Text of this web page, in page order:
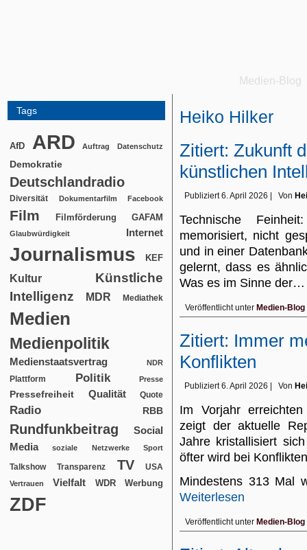
Medien-Blog
Tags
AfD ARD Auftrag Datenschutz
Demokratie
Deutschlandradio
Diversität Dokumentarfilm Facebook
Film Filmförderung GAFAM
Glaubwürdigkeit Internet
Journalismus KEF
Kultur
Künstliche
Intelligenz
MDR Mediathek
Medien
Medienpolitik
Medienstaatsvertrag NDR
Plattform Politik Presse
Pressefreiheit Qualität Quote
Radio RBB
Rundfunkbeitrag
Social
Media
soziale Netzwerke Sport
Talkshow Transparenz TV USA
Vertrauen Vielfalt WDR Werbung
ZDF
Heiko Hilker
Zitiert: Zukunft
künstlichen
Publiziert 6. April 2026 Von
Technische
memorisiert, nicht
und in einer
gelernt, dass es
Was es im Sinne
Veröffentlicht unter Medien-Blog
Zitiert: Immer
Konflikten
Publiziert 6. April 2026 Von
Im Vorjahr
zeigt der aktuelle
Jahre kristallisiert
öfter wird bei
Mindestens 313 Mal
Weiterlesen
Veröffentlicht unter Medien-Blog